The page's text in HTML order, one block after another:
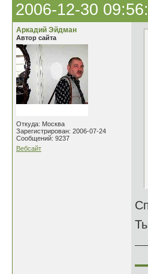
2006-12-30
Аркадий Эйдман
Автор сайта
Откуда: Москва
Зарегистрирован: 2006-07-24
Сообщений: 9237
Вебсайт